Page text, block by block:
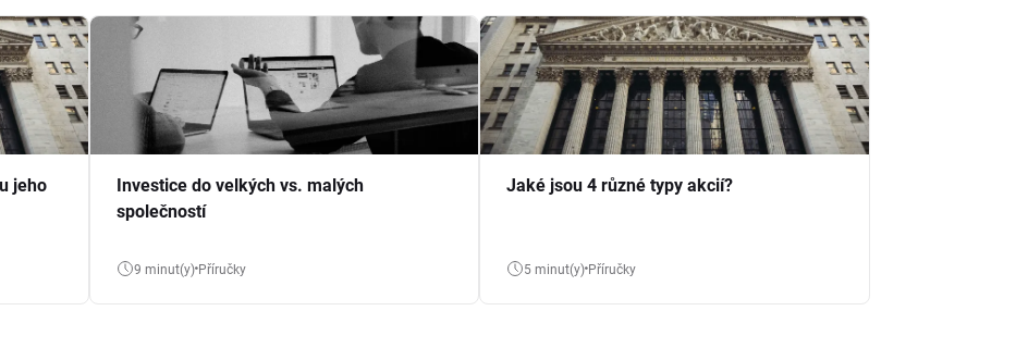
jeho
Investice do velkých vs. malých
společností
9 minut(y) Příručky
Jaké jsou 4 různé typy akcií?
5 minut(y) Příručky